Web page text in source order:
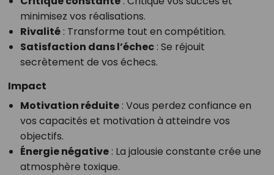
minimisez vos réalisations.
Rivalité: Transforme tout en compétition.
Satisfaction dans l’échec: Se réjouit
secrètement de vos échecs.
Impact
Motivation réduite: Vous perdez confiance en
vos capacités et motivation à atteindre vos
objectifs.
Énergie négative: La jalousie constante crée une
atmosphère toxique.